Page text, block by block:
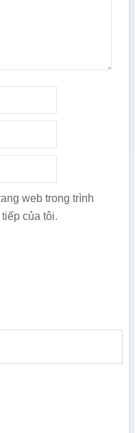
web trong trình
của tôi.